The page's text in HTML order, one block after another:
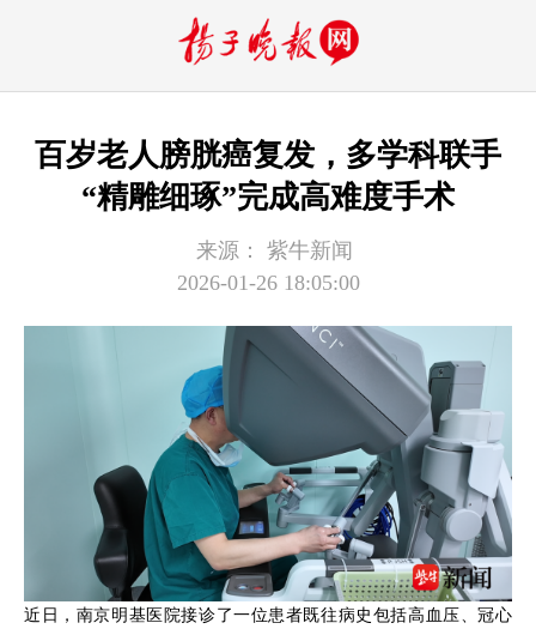
百岁老人膀胱癌复发，多学科联手
“精雕细琢”完成高难度手术
来源：
紫牛新闻
2026-01-26 18:05:00
近日，南京明基医院接诊了一位患者既往病史包括高血压、冠心